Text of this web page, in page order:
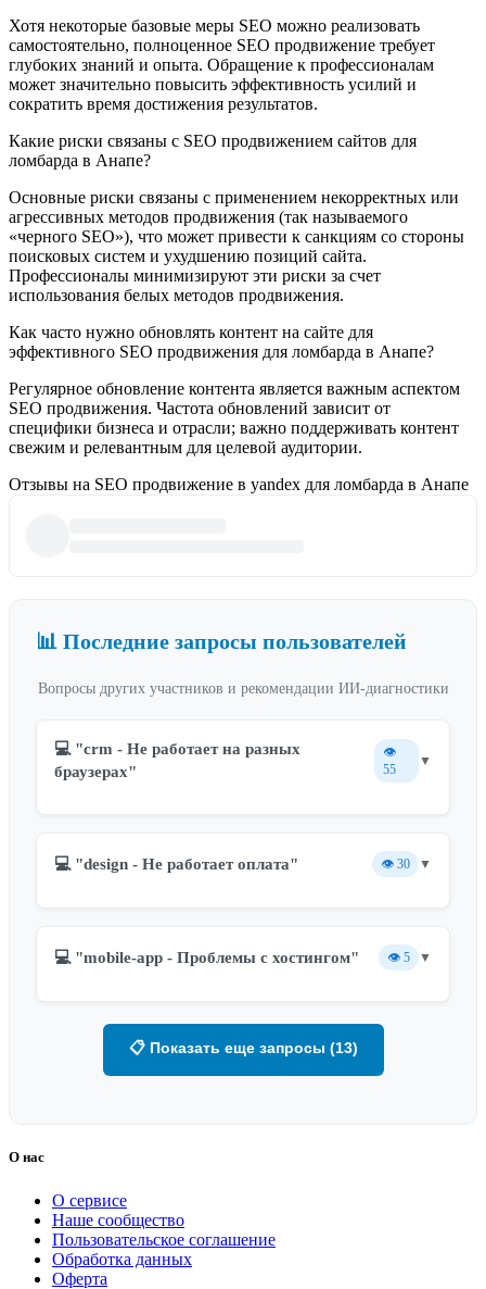
Хотя некоторые базовые меры SEO можно реализовать
самостоятельно, полноценное SEO продвижение требует
глубоких знаний и опыта. Обращение к профессионалам
может значительно повысить эффективность усилий и
сократить время достижения результатов.
Какие риски связаны с SEO продвижением сайтов для
ломбарда в Анапе?
Основные риски связаны с применением некорректных или
агрессивных методов продвижения (так называемого
«черного SEO»), что может привести к санкциям со стороны
поисковых систем и ухудшению позиций сайта.
Профессионалы минимизируют эти риски за счет
использования белых методов продвижения.
Как часто нужно обновлять контент на сайте для
эффективного SEO продвижения для ломбарда в Анапе?
Регулярное обновление контента является важным аспектом
SEO продвижения. Частота обновлений зависит от
специфики бизнеса и отрасли; важно поддерживать контент
свежим и релевантным для целевой аудитории.
Отзывы на SEO продвижение в yandex для ломбарда в Анапе
📊 Последние запросы пользователей
Вопросы других участников и рекомендации ИИ-диагностики
💻 "crm - Не работает на разных
браузерах"
👁️
55
▼
💻 "design - Не работает оплата" 👁️ 30 ▼
💻 "mobile-app - Проблемы с хостингом" 👁️ 5 ▼
📋 Показать еще запросы (13)
О нас
О сервисе
Наше сообщество
Пользовательское соглашение
Обработка данных
Оферта